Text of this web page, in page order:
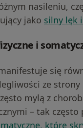
nasileniu,
jako silny lęk
i
się
ze strony
mylą z
– tak często
które